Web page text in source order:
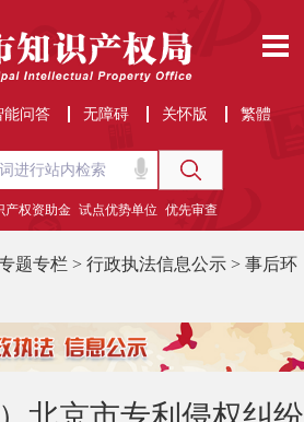
能问答 无障碍 关怀版 繁體
产权资助金 试点优势单位 优先审查
题专栏 > 行政执法信息公示 > 事后环